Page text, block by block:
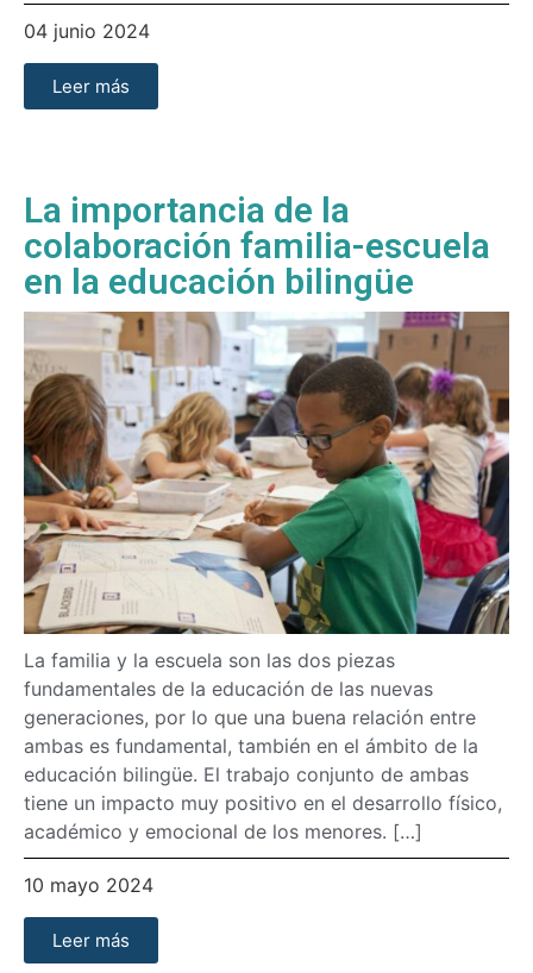
04 junio 2024
Leer más
La importancia de la
colaboración familia-escuela
en la educación bilingüe
La familia y la escuela son las dos piezas
fundamentales de la educación de las nuevas
generaciones, por lo que una buena relación entre
ambas es fundamental, también en el ámbito de la
educación bilingüe. El trabajo conjunto de ambas
tiene un impacto muy positivo en el desarrollo físico,
académico y emocional de los menores. […]
10 mayo 2024
Leer más